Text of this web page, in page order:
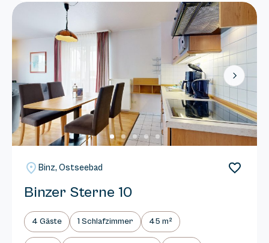
Next
Binz, Ostseebad
Binzer Sterne 10
4 Gäste 1 Schlafzimmer 45 m²